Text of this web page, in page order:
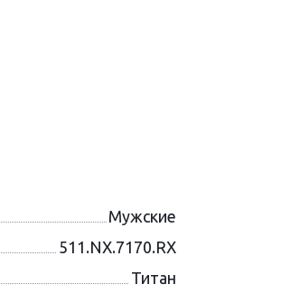
Мужские
511.NX.7170.RX
Титан